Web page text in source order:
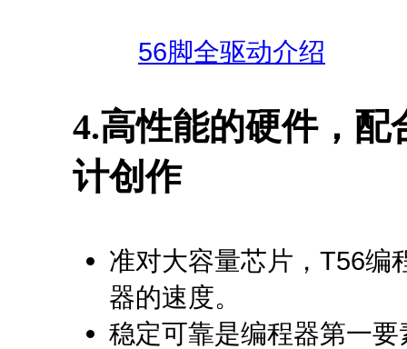
56脚全驱动介绍
4.高性能的硬件，配
计创作
准对大容量芯片，T56编
器的速度。
稳定可靠是编程器第一要